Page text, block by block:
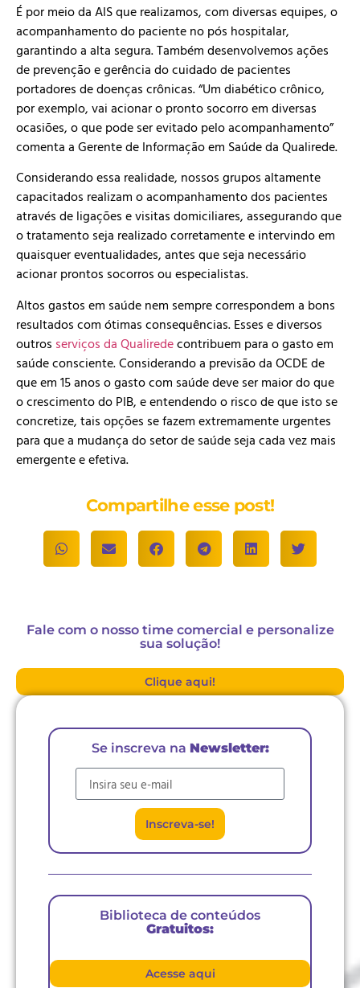
É por meio da AIS que realizamos, com diversas equipes, o
acompanhamento do paciente no pós hospitalar,
garantindo a alta segura. Também desenvolvemos ações
de prevenção e gerência do cuidado de pacientes
portadores de doenças crônicas. “Um diabético crônico,
por exemplo, vai acionar o pronto socorro em diversas
ocasiões, o que pode ser evitado pelo acompanhamento”
comenta a Gerente de Informação em Saúde da Qualirede.
Considerando essa realidade, nossos grupos altamente
capacitados realizam o acompanhamento dos pacientes
através de ligações e visitas domiciliares, assegurando que
o tratamento seja realizado corretamente e intervindo em
quaisquer eventualidades, antes que seja necessário
acionar prontos socorros ou especialistas.
Altos gastos em saúde nem sempre correspondem a bons
resultados com ótimas consequências. Esses e diversos
outros serviços da Qualiredecontribuem para o gasto em
saúde consciente. Considerando a previsão da OCDE de
que em 15 anos o gasto com saúde deve ser maior do que
o crescimento do PIB, e entendendo o risco de que isto se
concretize, tais opções se fazem extremamente urgentes
para que a mudança do setor de saúde seja cada vez mais
emergente e efetiva.
Compartilhe esse post!
Fale com o nosso time comercial e personalize
sua solução!
Clique aqui!
Se inscreva na Newsletter:
Inscreva-se!
Biblioteca de conteúdos
Gratuitos:
Acesse aqui